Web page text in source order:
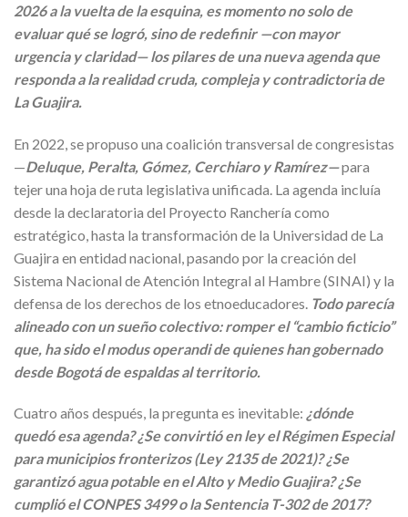
2026 a la vuelta de la esquina, es momento no solo de
evaluar qué se logró, sino de redefinir —con mayor
urgencia y claridad— los pilares de una nueva agenda que
responda a la realidad cruda, compleja y contradictoria de
La Guajira.
En 2022, se propuso una coalición transversal de congresistas
—Deluque, Peralta, Gómez, Cerchiaro y Ramírez—para
tejer una hoja de ruta legislativa unificada. La agenda incluía
desde la declaratoria del Proyecto Ranchería como
estratégico, hasta la transformación de la Universidad de La
Guajira en entidad nacional, pasando por la creación del
Sistema Nacional de Atención Integral al Hambre (SINAI) y la
defensa de los derechos de los etnoeducadores. Todo parecía
alineado con un sueño colectivo: romper el “cambio ficticio”
que, ha sido el modus operandi de quienes han gobernado
desde Bogotá de espaldas al territorio.
Cuatro años después, la pregunta es inevitable: ¿dónde
quedó esa agenda? ¿Se convirtió en ley el Régimen Especial
para municipios fronterizos (Ley 2135 de 2021)? ¿Se
garantizó agua potable en el Alto y Medio Guajira? ¿Se
cumplió el CONPES 3499 o la Sentencia T-302 de 2017?